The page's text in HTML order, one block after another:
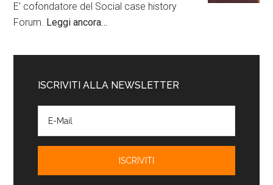
E' cofondatore del Social case history
Forum. Leggi ancora…
ISCRIVITI ALLA NEWSLETTER